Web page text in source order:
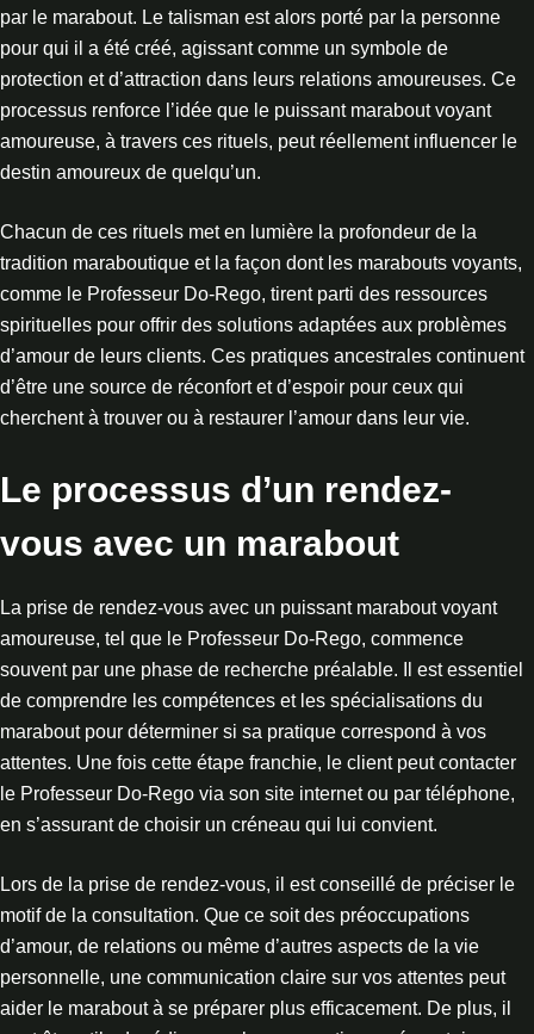
par le marabout. Le talisman est alors porté par la personne
pour qui il a été créé, agissant comme un symbole de
protection et d’attraction dans leurs relations amoureuses. Ce
processus renforce l’idée que le puissant marabout voyant
amoureuse, à travers ces rituels, peut réellement influencer le
destin amoureux de quelqu’un.
Chacun de ces rituels met en lumière la profondeur de la
tradition maraboutique et la façon dont les marabouts voyants,
comme le Professeur Do-Rego, tirent parti des ressources
spirituelles pour offrir des solutions adaptées aux problèmes
d’amour de leurs clients. Ces pratiques ancestrales continuent
d’être une source de réconfort et d’espoir pour ceux qui
cherchent à trouver ou à restaurer l’amour dans leur vie.
Le processus d’un rendez-
vous avec un marabout
La prise de rendez-vous avec un puissant marabout voyant
amoureuse, tel que le Professeur Do-Rego, commence
souvent par une phase de recherche préalable. Il est essentiel
de comprendre les compétences et les spécialisations du
marabout pour déterminer si sa pratique correspond à vos
attentes. Une fois cette étape franchie, le client peut contacter
le Professeur Do-Rego via son site internet ou par téléphone,
en s’assurant de choisir un créneau qui lui convient.
Lors de la prise de rendez-vous, il est conseillé de préciser le
motif de la consultation. Que ce soit des préoccupations
d’amour, de relations ou même d’autres aspects de la vie
personnelle, une communication claire sur vos attentes peut
aider le marabout à se préparer plus efficacement. De plus, il